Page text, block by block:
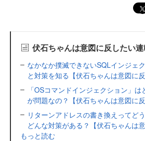
伏石ちゃんは意図に反したい
なかなか撲滅できないSQLインジェ
と対策を知る【伏石ちゃんは意図に
「OSコマンドインジェクション」
が問題なの？【伏石ちゃんは意図に
リターンアドレスの書き換えってど
どんな対策がある？【伏石ちゃんは
もっと読む